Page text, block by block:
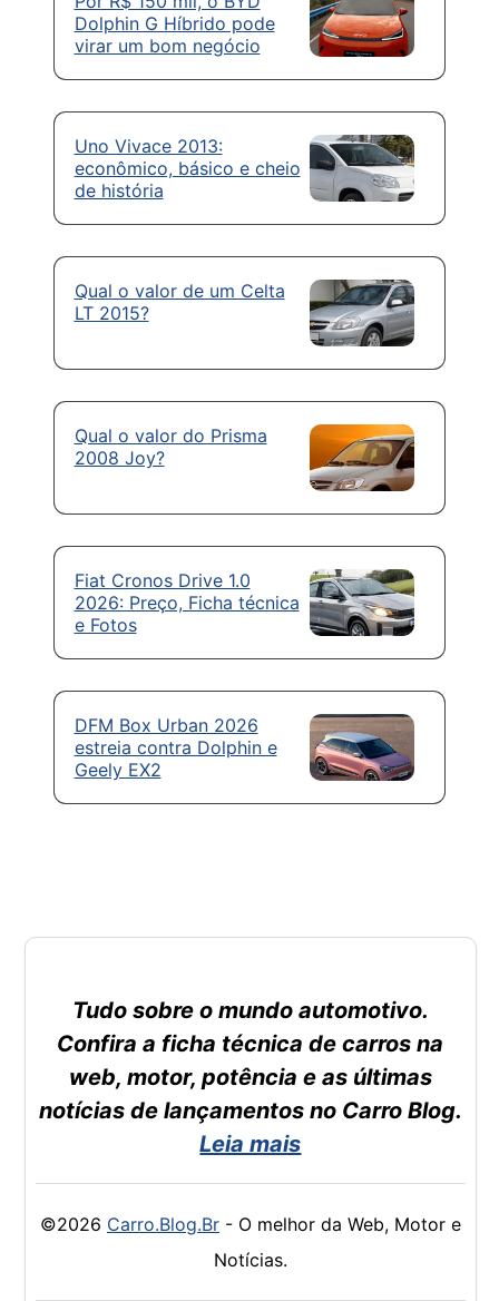
Dolphin G Híbrido pode
virar um bom negócio
Uno Vivace 2013:
econômico, básico e cheio
de história
Qual o valor de um Celta
LT 2015?
Qual o valor do Prisma
2008 Joy?
Fiat Cronos Drive 1.0
2026: Preço, Ficha técnica
e Fotos
DFM Box Urban 2026
estreia contra Dolphin e
Geely EX2
Tudo sobre o mundo automotivo.
Confira a ficha técnica de carros na
web, motor, potência e as últimas
notícias de lançamentos no Carro Blog.
Leia mais
©2026 Carro.Blog.Br- O melhor da Web, Motor e
Notícias.